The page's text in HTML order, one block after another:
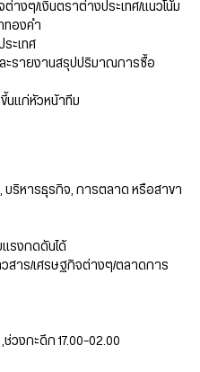
างๆ/เงินตราต่างประเทศ/แนวโน้ม
ทองคำ
ะเทศ
ะรายงานสรุปปริมาณการซื้อ
นแก่หัวหน้าทีม
บริหารธุรกิจ, การตลาด หรือสาขา
แรงกดดันได้
วสาร/เศรษฐกิจต่างๆ/ตลาดการ
,ช่วงกะดึก 17.00-02.00